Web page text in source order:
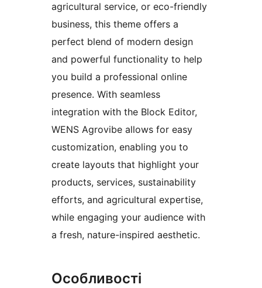
agricultural service, or eco-friendly
business, this theme offers a
perfect blend of modern design
and powerful functionality to help
you build a professional online
presence. With seamless
integration with the Block Editor,
WENS Agrovibe allows for easy
customization, enabling you to
create layouts that highlight your
products, services, sustainability
efforts, and agricultural expertise,
while engaging your audience with
a fresh, nature-inspired aesthetic.
Особливості